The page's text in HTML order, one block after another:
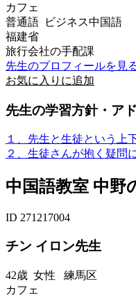
カフェ
普通語 ビジネス中国語
福建省
旅行会社の手配課
先生のプロフィールを見
お気に入りに追加
先生の学習方針・ア
１、先生と生徒という上
２、生徒さんが抱く疑問
中国語教室 中野
ID 271217004
チン イロン先生
42歳 女性 練馬区
カフェ